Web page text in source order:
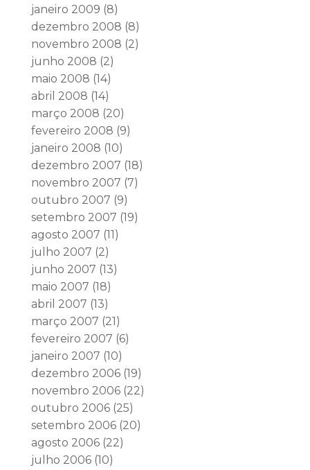
janeiro 2009 (8)
dezembro 2008 (8)
novembro 2008 (2)
junho 2008 (2)
maio 2008 (14)
abril 2008 (14)
março 2008 (20)
fevereiro 2008 (9)
janeiro 2008 (10)
dezembro 2007 (18)
novembro 2007 (7)
outubro 2007 (9)
setembro 2007 (19)
agosto 2007 (11)
julho 2007 (2)
junho 2007 (13)
maio 2007 (18)
abril 2007 (13)
março 2007 (21)
fevereiro 2007 (6)
janeiro 2007 (10)
dezembro 2006(19)
novembro 2006(22)
outubro 2006(25)
setembro 2006(20)
agosto 2006(22)
julho 2006(10)